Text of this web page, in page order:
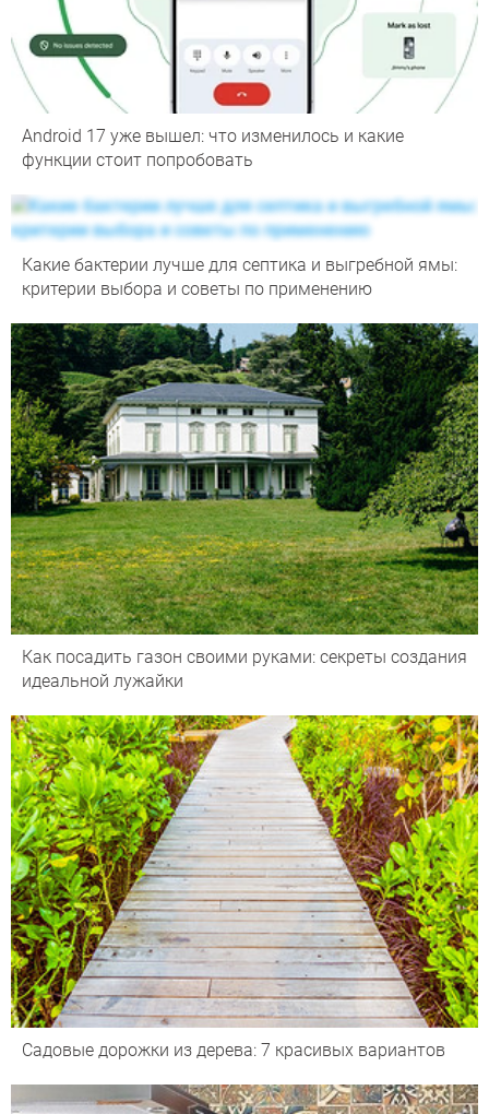
Android 17 уже вышел: что изменилось и какие
функции стоит попробовать
Какие бактерии лучше для септика и выгребной ямы:
критерии выбора и советы по применению
Как посадить газон своими руками: секреты создания
идеальной лужайки
Садовые дорожки из дерева: 7 красивых вариантов